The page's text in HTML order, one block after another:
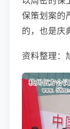
保策划案的
的，也是庆
资料整理：